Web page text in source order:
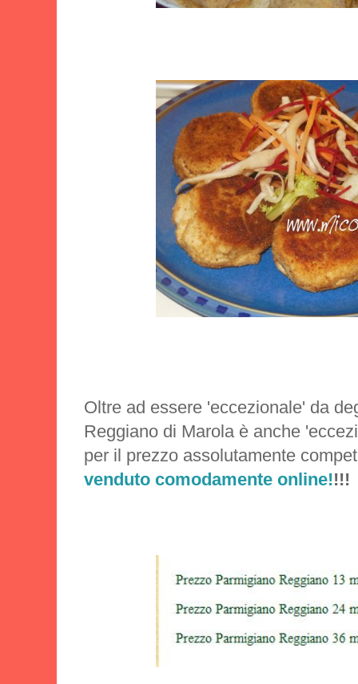
Oltre ad essere 'eccezionale' da
Reggiano di Marola è anche
per il prezzo assolutamente
venduto comodamente online!!!!